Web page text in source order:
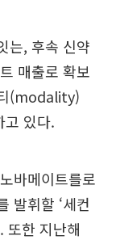
는, 후속 신약
매출로 확보
(modality)
고 있다.
바메이트를로
발휘할 ‘세컨
또한 지난해